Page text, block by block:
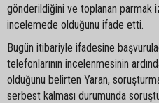
gönderildiğini ve toplanan parmak
incelemede olduğunu ifade etti.
Bugün itibariyle ifadesine
telefonlarının incelenmesinin
olduğunu belirten Yaran,
serbest kalması durumunda